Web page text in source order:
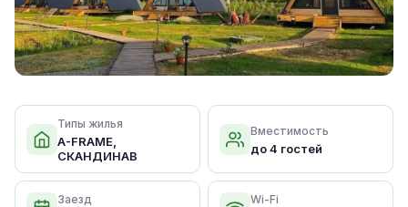
Типы жилья
A-FRAME,
СКАНДИНАВ
Вместимость
до 4 гостей
Заезд Wi-Fi